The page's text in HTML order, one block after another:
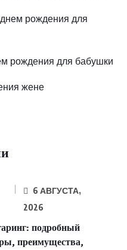
рождения для
рождения для бабушки
жене
6 АВГУСТА,
2026
подробный
преимущества,